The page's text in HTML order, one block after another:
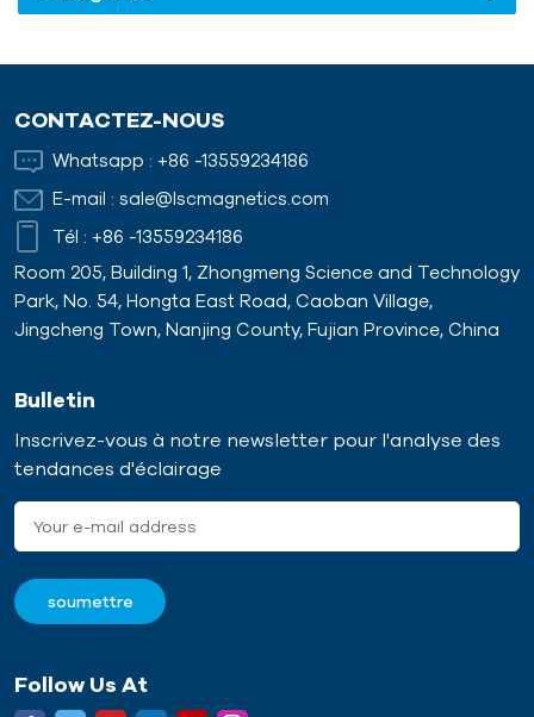
CONTACTEZ-NOUS
Whatsapp : +86 -13559234186
E-mail : sale@lscmagnetics.com
Tél : +86 -13559234186
Room 205, Building 1, Zhongmeng Science and Technology
Park, No. 54, Hongta East Road, Caoban Village,
Jingcheng Town, Nanjing County, Fujian Province, China
Bulletin
Inscrivez-vous à notre newsletter pour l'analyse des
tendances d'éclairage
Follow Us At